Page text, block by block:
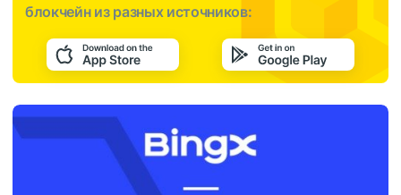
блокчейн из разных источников: